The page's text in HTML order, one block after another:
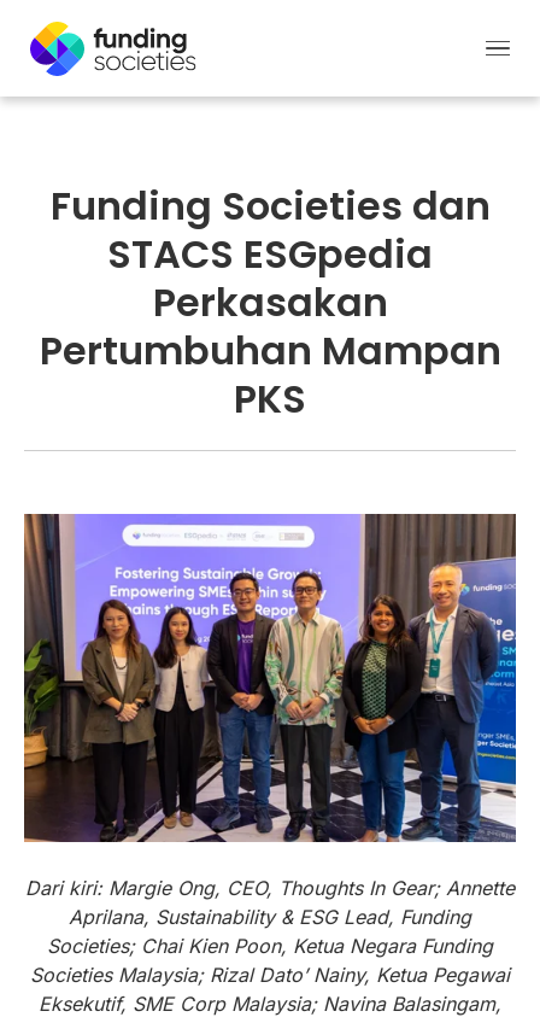
Funding Societies dan
STACS ESGpedia
Perkasakan
Pertumbuhan Mampan
PKS
Dari kiri: Margie Ong, CEO, Thoughts In Gear; Annette
Aprilana, Sustainability & ESG Lead, Funding
Societies; Chai Kien Poon, Ketua Negara Funding
Societies Malaysia; Rizal Dato’ Nainy, Ketua Pegawai
Eksekutif, SME Corp Malaysia; Navina Balasingam,